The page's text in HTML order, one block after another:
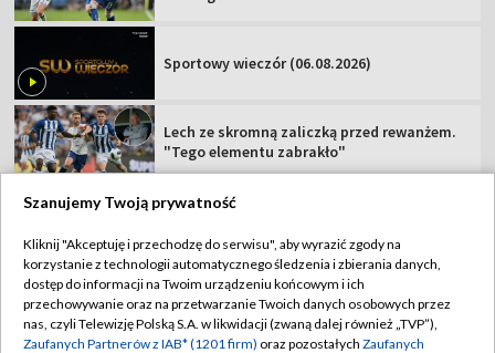
Sportowy wieczór (06.08.2026)
Lech ze skromną zaliczką przed rewanżem.
"Tego elementu zabrakło"
TVP
Abonament TVP
Sklep TVP
Regulamin TVP
Polityka prywatności
Szanujemy Twoją prywatność
Kliknij "Akceptuję i przechodzę do serwisu", aby wyrazić zgody na
korzystanie z technologii automatycznego śledzenia i zbierania danych,
dostęp do informacji na Twoim urządzeniu końcowym i ich
przechowywanie oraz na przetwarzanie Twoich danych osobowych przez
nas, czyli Telewizję Polską S.A. w likwidacji (zwaną dalej również „TVP”),
Zaufanych Partnerów z IAB* (1201 firm) oraz pozostałych Zaufanych